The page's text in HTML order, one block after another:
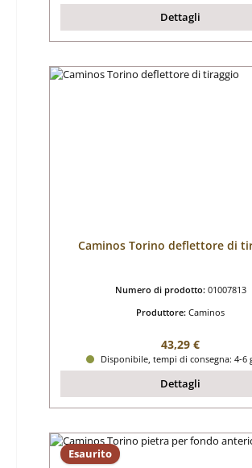
Dettagli
Caminos Torino deflettore di
Numero di prodotto: 01007813
Produttore: Caminos
Prezzo normale:
43,29 €
Disponibile, tempi di consegna: 4-6
Dettagli
Esaurito